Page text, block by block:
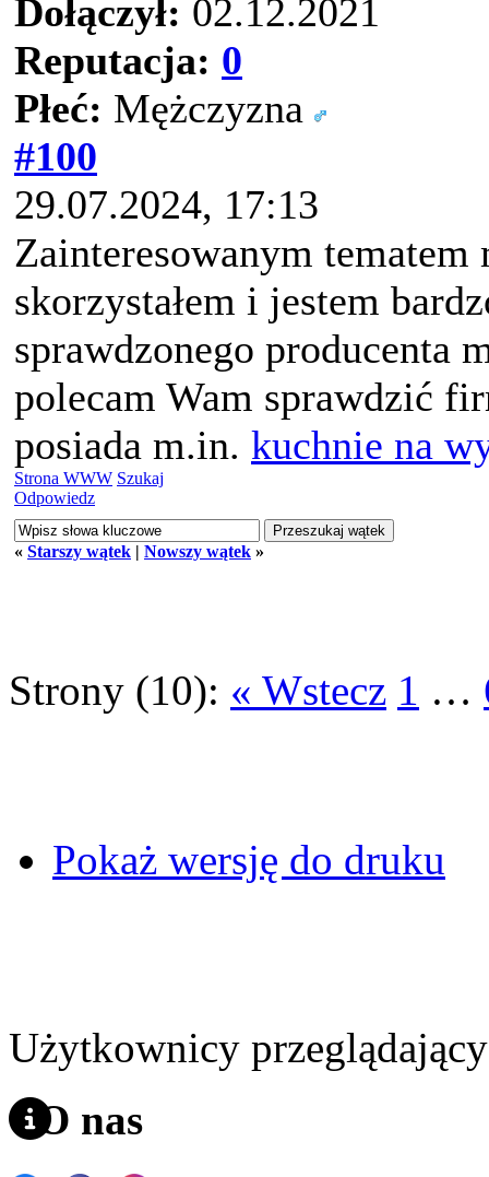
Dołączył: 02.12.2021
Reputacja: 0
Płeć: Mężczyzna
#100
29.07.2024, 17:13
Zainteresowanym
skorzystałem i jestem
sprawdzonego producenta
polecam Wam sprawdzić
posiada m.in. kuchnie na
Strona WWW Szukaj
Odpowiedz
« Starszy wątek | Nowszy wątek »
Strony (10): « Wstecz 1 …
Pokaż wersję do druku
Użytkownicy
O nas